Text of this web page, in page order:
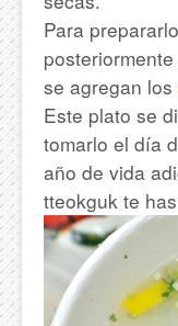
Para
se agregan los
Este plato se
tomarlo el día
año de vida
tteokguk te